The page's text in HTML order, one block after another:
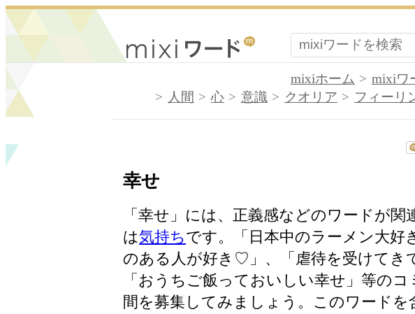
mixiホーム
mixiワ
人間
心 意識 クオリア フィーリ
幸せ
「幸せ」には、正義感などのワードが関
は気持ちです。「日本中のラーメン大好
のある人が好き♡」、「虐待を受けてき
「おうちご飯っておいしい幸せ」等の
間を募集してみましょう。このワードを